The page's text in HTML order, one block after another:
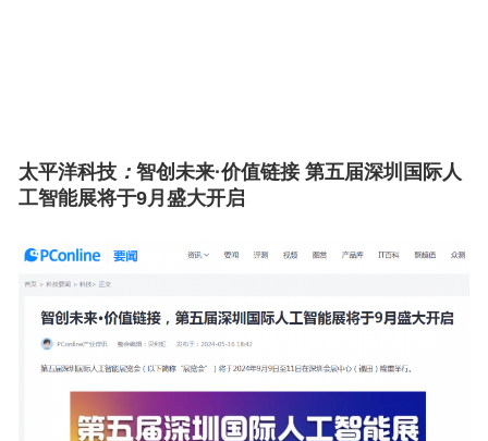
太平洋科技： 智创未来·价值链接 第五届深圳国际人
工智能展将于9月盛大开启